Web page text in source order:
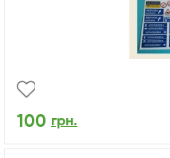
100 грн.